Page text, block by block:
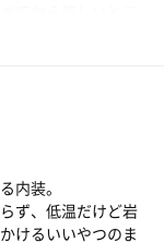
番奥の狭いスペー
スペースがあった
つつ、帰宅。
とお得に入場〜。
内装。
ず、低温だけど岩
けるいいやつのま